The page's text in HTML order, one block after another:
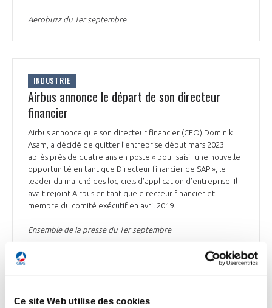
Ce site Web utilise des cookies
Aerobuzz du 1er septembre
INDUSTRIE
Airbus annonce le départ de son directeur
financier
Airbus annonce que son directeur financier (CFO) Dominik
Asam, a décidé de quitter l’entreprise début mars 2023
après près de quatre ans en poste « pour saisir une nouvelle
opportunité en tant que Directeur financier de SAP », le
leader du marché des logiciels d’application d’entreprise. Il
avait rejoint Airbus en tant que directeur financier et
membre du comité exécutif en avril 2019.
Ensemble de la presse du 1er septembre